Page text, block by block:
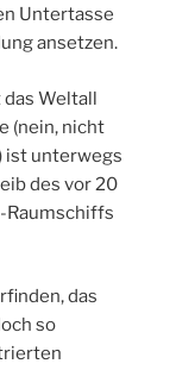
Untertasse
ansetzen.
Weltall
(nein, nicht
ist unterwegs
des vor 20
Raumschiffs
das
so